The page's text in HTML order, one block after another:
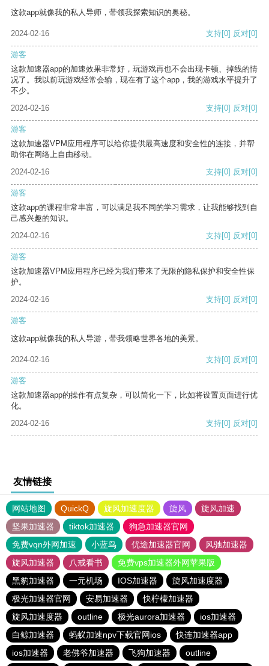
这款app就像我的私人导师，带领我探索知识的奥秘。
2024-02-16 支持[0] 反对[0]
游客
这款加速器app的加速效果非常好，玩游戏再也不会出现卡顿、掉线的情
况了。我以前玩游戏经常会输，现在有了这个app，我的游戏水平提升了
不少。
2024-02-16
支持[0] 反对[0]
游客
这款加速器VPM应用程序可以给你提供最高速度和安全性的连接，并帮
助你在网络上自由移动。
2024-02-16
支持[0] 反对[0]
游客
这款app的课程非常丰富，可以满足我不同的学习需求，让我能够找到自
己感兴趣的知识。
2024-02-16
支持[0] 反对[0]
游客
这款加速器VPM应用程序已经为我们带来了无限的隐私保护和安全性保
护。
2024-02-16
支持[0] 反对[0]
游客
这款app就像我的私人导游，带我领略世界各地的美景。
2024-02-16 支持[0] 反对[0]
游客
这款加速器app的操作有点复杂，可以简化一下，比如将设置页面进行优
化。
2024-02-16
支持[0] 反对[0]
友情链接
网站地图 QuickQ 旋风加速度器 旋风
旋风加速
坚果加速器
tiktok加速器
狗急加速器官网
免费vqn外网加速
小蓝鸟 优途加速器官网
风驰加速器
旋风加速器
八戒看书
免费vps加速器外网苹果版
黑豹加速器
一元机场 IOS加速器
旋风加速度器
极光加速器官网
安易加速器
快柠檬加速器
旋风加速度器
outline 极光aurora加速器
ios加速器
白鲸加速器
蚂蚁加速npv下载官网ios
快连加速器app
ios加速器
老佛爷加速器 飞狗加速器 outline